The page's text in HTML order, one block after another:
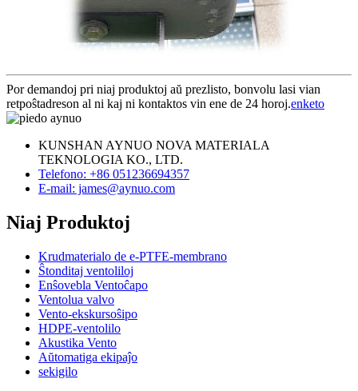
Por demandoj pri niaj produktoj aŭ prezlisto, bonvolu lasi vian
retpoŝtadreson al ni kaj ni kontaktos vin ene de 24 horoj.enketo
KUNSHAN AYNUO NOVA MATERIALA
TEKNOLOGIA KO., LTD.
Telefono: +86 051236694357
E-mail: james@aynuo.com
Niaj Produktoj
Krudmaterialo de e-PTFE-membrano
Ŝtonditaj ventoliloj
Enŝovebla Ventoĉapo
Ventolua valvo
Vento-ekskursoŝipo
HDPE-ventolilo
Akustika Vento
Aŭtomatiga ekipaĵo
sekigilo